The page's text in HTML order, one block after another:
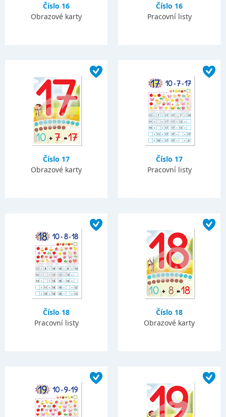
Číslo 16
Obrazové karty
Číslo 16
Pracovní listy
Číslo 17
Obrazové karty
Číslo 17
Pracovní listy
Číslo 18
Pracovní listy
Číslo 18
Obrazové karty